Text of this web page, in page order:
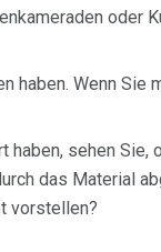
oder
haben. Wenn Sie
haben, sehen Sie,
das Material
vorstellen?